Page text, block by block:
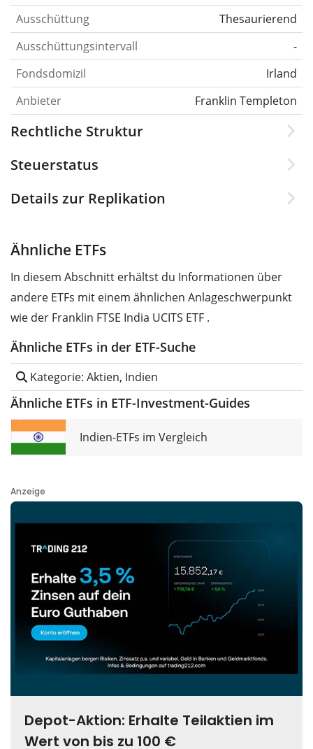
Ausschüttung
Thesaurierend
Ausschüttungsintervall
-
Fondsdomizil
Irland
Anbieter
Franklin Templeton
Rechtliche Struktur
Steuerstatus
Details zur Replikation
Ähnliche ETFs
In diesem Abschnitt erhältst du Informationen über
andere ETFs mit einem ähnlichen Anlageschwerpunkt
wie der Franklin FTSE India UCITS ETF .
Ähnliche ETFs in der ETF-Suche
Kategorie: Aktien, Indien
Ähnliche ETFs in ETF-Investment-Guides
Indien-ETFs im Vergleich